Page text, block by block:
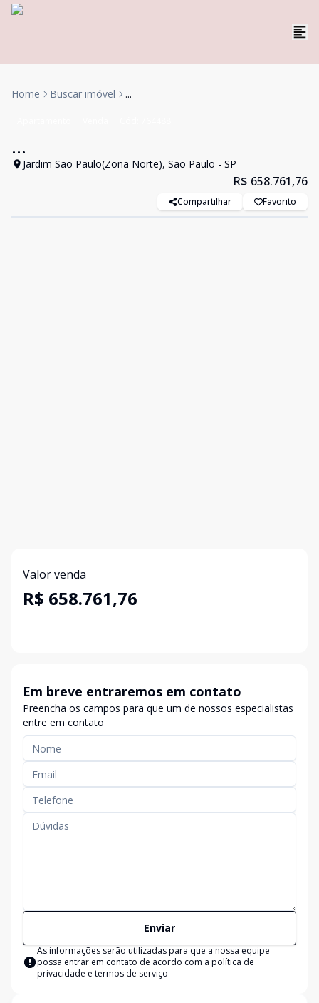
Home Buscar imóvel ...
...
Jardim São Paulo(Zona Norte), São Paulo - SP
R$ 658.761,76
Compartilhar Favorito
Valor venda
R$ 658.761,76
Em breve entraremos em contato
Preencha os campos para que um de nossos especialistas
entre em contato
Enviar
As informações serão utilizadas para que a nossa equipe
possa entrar em contato de acordo com a política de
privacidade e termos de serviço